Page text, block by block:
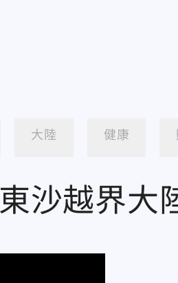
大陸 健康
沙越界大